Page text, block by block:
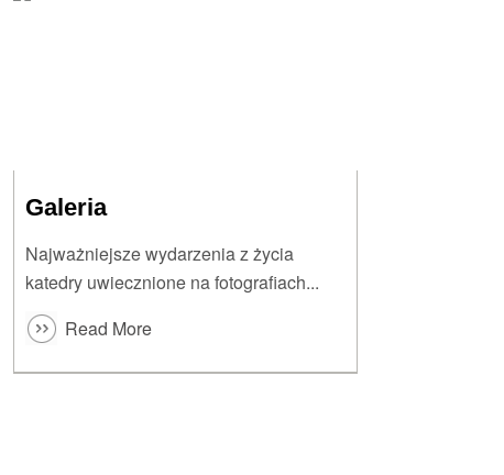
Galeria
Najważniejsze wydarzenia z życia
katedry uwiecznione na fotografiach...
Read More